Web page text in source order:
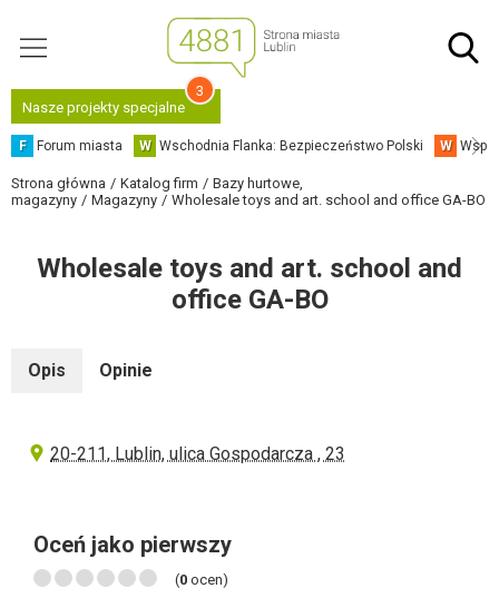
Nasze projekty specjalne
3
F Forum miasta W Wschodnia Flanka: Bezpieczeństwo Polski W
Strona główna Katalog firm
Bazy hurtowe,
magazyny
Magazyny Wholesale toys and art. school and office GA-BO
Wholesale toys and art. school and
office GA-BO
Opis Opinie
20-211, Lublin, ulica Gospodarcza , 23
Oceń jako pierwszy
(0 ocen)